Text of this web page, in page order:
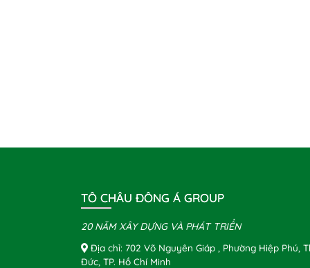
TÔ CHÂU ĐÔNG Á GROUP
20 NĂM XÂY DỰNG VÀ PHÁT TRIỂN
Địa chỉ: 702 Võ Nguyên Giáp , Phường Hiệp Phú,
Đức, TP. Hồ Chí Minh